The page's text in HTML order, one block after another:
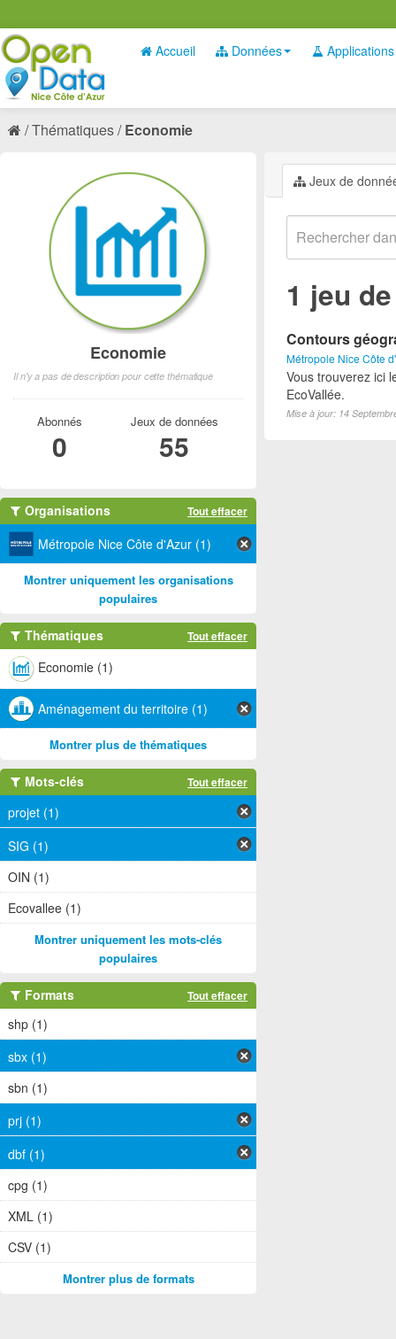
Accueil Données Applications
Thématiques Economie
Jeux de
1 jeu
Contours
Métropole Nice Côte
Vous trouverez ici
EcoVallée.
Mise à jour: 14
Economie
Il n'y a pas de description pour cette thématique
Abonnés
0
Jeux de données
55
Organisations Tout effacer
Métropole Nice Côte d'Azur (1)
Montrer uniquement les organisations
populaires
Thématiques Tout effacer
Economie (1)
Aménagement du territoire (1)
Montrer plus de thématiques
Mots-clés Tout effacer
projet (1)
SIG (1)
OIN (1)
Ecovallee (1)
Montrer uniquement les mots-clés
populaires
Formats Tout effacer
shp (1)
sbx (1)
sbn (1)
prj (1)
dbf (1)
cpg (1)
XML (1)
CSV (1)
Montrer plus de formats